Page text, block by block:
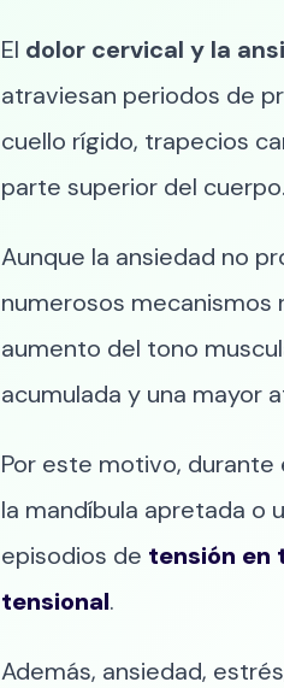
El dolor cervical y la
atraviesan periodos de
cuello rígido, trapecios
parte superior del cuerpo.
Aunque la ansiedad no
numerosos mecanismos
aumento del tono
acumulada y una mayor
Por este motivo,
la mandíbula apretada o
episodios de tensión en
tensional.
Además, ansiedad,